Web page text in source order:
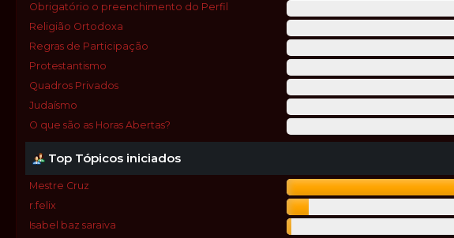
Obrigatório o preenchimento do Perfil
Religião Ortodoxa
Regras de Participação
Protestantismo
Quadros Privados
Judaísmo
O que são as Horas Abertas?
Top Tópicos iniciados
Mestre Cruz
r.felix
Isabel baz saraiva